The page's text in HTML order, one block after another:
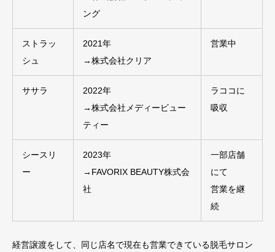
ング
ストラッ
シュ
2021年
→株式会社クリア
営業中
ササラ
2022年
→株式会社メディービュー
ティー
ラココに
吸収
シースリ
ー
2023年
→FAVORIX BEAUTY株式会
社
一部店舗
にて
営業を継
続
経営譲渡をして、同じ店名で現在も営業できている脱毛サロン